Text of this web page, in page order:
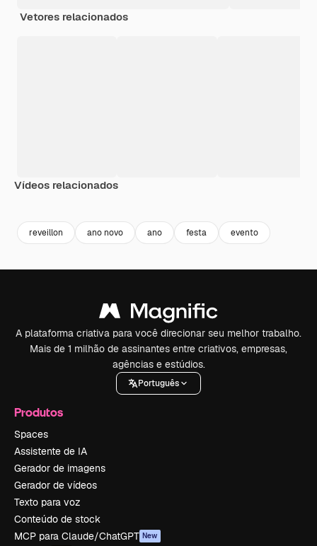
Vetores relacionados
Vídeos relacionados
reveillon ano novo ano festa evento
A plataforma criativa para você direcionar seu melhor trabalho.
Mais de 1 milhão de assinantes entre criativos, empresas,
agências e estúdios.
Português
Produtos
Spaces
Assistente de IA
Gerador de imagens
Gerador de vídeos
Texto para voz
Conteúdo de stock
MCP para Claude/ChatGPT New